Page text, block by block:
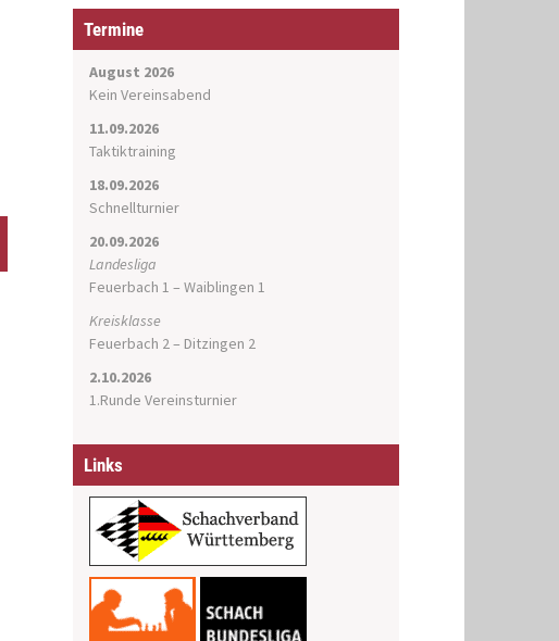
Termine
August 2026
Kein Vereinsabend
11.09.2026
Taktiktraining
18.09.2026
Schnellturnier
20.09.2026
Landesliga
Feuerbach 1 – Waiblingen 1
Kreisklasse
Feuerbach 2 – Ditzingen 2
2.10.2026
1.Runde Vereinsturnier
Links